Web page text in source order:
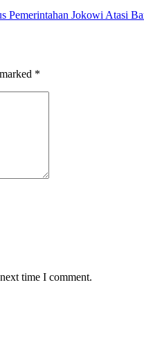
Pemerintahan Jokowi Atasi
*
time I comment.